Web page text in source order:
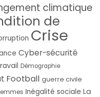
climatique
de
Crise
Cyber-sécurité
Démographie
Football guerre civile
Inégalité sociale La